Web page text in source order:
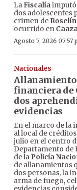
LaFiscalíaimputó
dos adolescentes
crimen de
ocurrido en
Agosto 7, 2026 07:57
Nacionales
financiera de
dos
evidencias
En el marco de la
al local de créditos
julio en el centro
Departamento de
de la Policía
de allanamientos
dos personas, la
arma de fuego,